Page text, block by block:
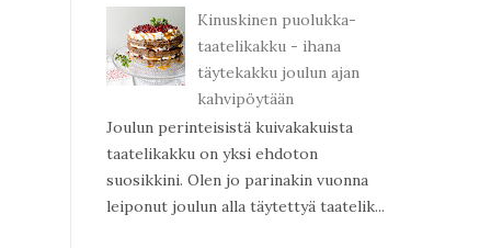
Kinuskinen puolukka-
taatelikakku - ihana
täytekakku joulun ajan
kahvipöytään
Joulun perinteisistä kuivakakuista
taatelikakku on yksi ehdoton
suosikkini. Olen jo parinakin vuonna
leiponut joulun alla täytettyä taatelik...